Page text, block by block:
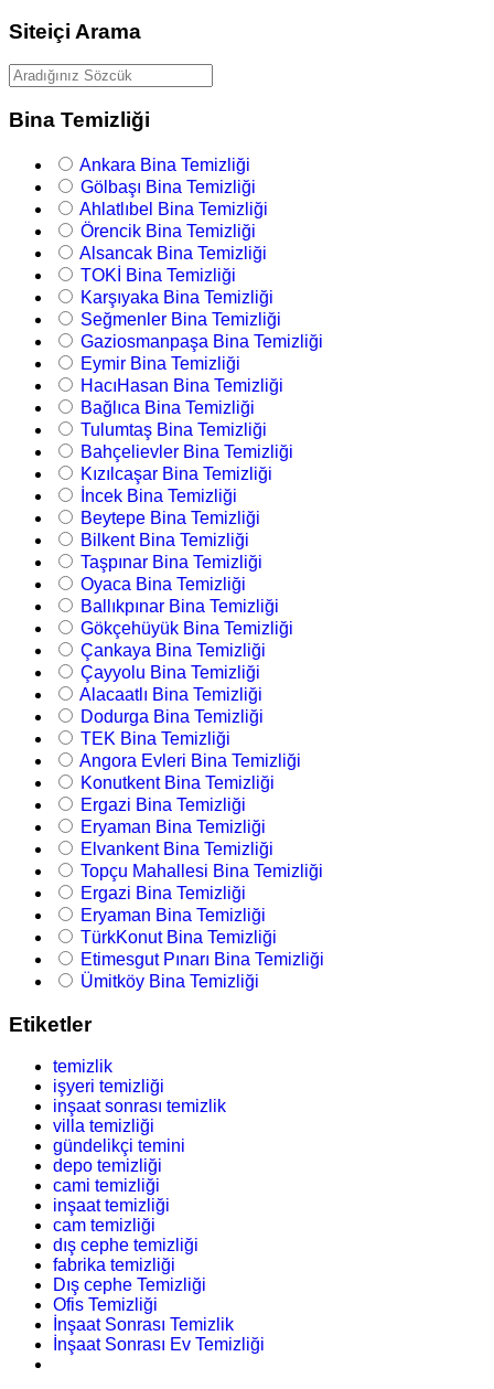
Siteiçi Arama
Bina Temizliği
Ankara Bina Temizliği
Gölbaşı Bina Temizliği
Ahlatlıbel Bina Temizliği
Örencik Bina Temizliği
Alsancak Bina Temizliği
TOKİ Bina Temizliği
Karşıyaka Bina Temizliği
Seğmenler Bina Temizliği
Gaziosmanpaşa Bina Temizliği
Eymir Bina Temizliği
HacıHasan Bina Temizliği
Bağlıca Bina Temizliği
Tulumtaş Bina Temizliği
Bahçelievler Bina Temizliği
Kızılcaşar Bina Temizliği
İncek Bina Temizliği
Beytepe Bina Temizliği
Bilkent Bina Temizliği
Taşpınar Bina Temizliği
Oyaca Bina Temizliği
Ballıkpınar Bina Temizliği
Gökçehüyük Bina Temizliği
Çankaya Bina Temizliği
Çayyolu Bina Temizliği
Alacaatlı Bina Temizliği
Dodurga Bina Temizliği
TEK Bina Temizliği
Angora Evleri Bina Temizliği
Konutkent Bina Temizliği
Ergazi Bina Temizliği
Eryaman Bina Temizliği
Elvankent Bina Temizliği
Topçu Mahallesi Bina Temizliği
Ergazi Bina Temizliği
Eryaman Bina Temizliği
TürkKonut Bina Temizliği
Etimesgut Pınarı Bina Temizliği
Ümitköy Bina Temizliği
Etiketler
temizlik
işyeri temizliği
inşaat sonrası temizlik
villa temizliği
gündelikçi temini
depo temizliği
cami temizliği
inşaat temizliği
cam temizliği
dış cephe temizliği
fabrika temizliği
Dış cephe Temizliği
Ofis Temizliği
İnşaat Sonrası Temizlik
İnşaat Sonrası Ev Temizliği